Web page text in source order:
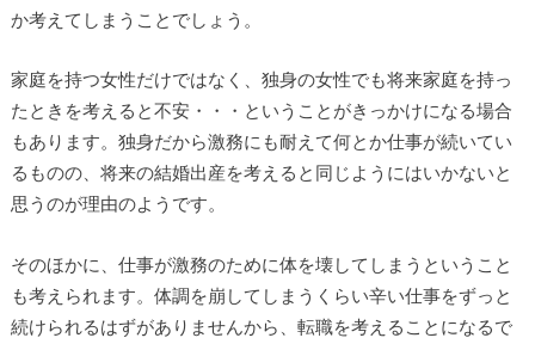
か考えてしまうことでしょう。
家庭を持つ女性だけではなく、独身の女性でも将来家庭を持っ
たときを考えると不安・・・ということがきっかけになる場合
もあります。独身だから激務にも耐えて何とか仕事が続いてい
るものの、将来の結婚出産を考えると同じようにはいかないと
思うのが理由のようです。
そのほかに、仕事が激務のために体を壊してしまうということ
も考えられます。体調を崩してしまうくらい辛い仕事をずっと
続けられるはずがありませんから、転職を考えることになるで